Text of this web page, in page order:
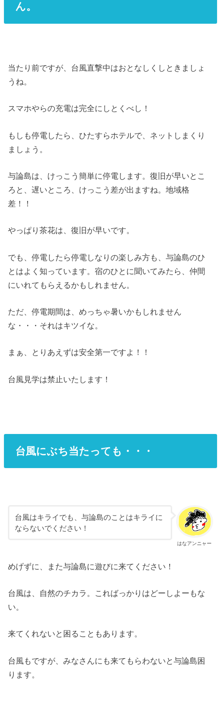
ん。
当たり前ですが、台風直撃中はおとなしくしときましょ
うね。
スマホやらの充電は完全にしとくべし！
もしも停電したら、ひたすらホテルで、ネットしまくり
ましょう。
与論島は、けっこう簡単に停電します。復旧が早いとこ
ろと、遅いところ、けっこう差が出ますね。地域格
差！！
やっぱり茶花は、復旧が早いです。
でも、停電したら停電しなりの楽しみ方も、与論島のひ
とはよく知っています。宿のひとに聞いてみたら、仲間
にいれてもらえるかもしれません。
ただ、停電期間は、めっちゃ暑いかもしれません
な・・・それはキツイな。
まぁ、とりあえずは安全第一ですよ！！
台風見学は禁止いたします！
台風にぶち当たっても・・・
はなアンニャー
台風はキライでも、与論島のことはキライに
ならないでください！
めげずに、また与論島に遊びに来てください！
台風は、自然のチカラ。こればっかりはどーしよーもな
い。
来てくれないと困ることもあります。
台風もですが、みなさんにも来てもらわないと与論島困
ります。